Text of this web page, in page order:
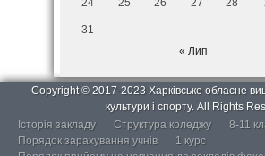
24 25 26 27 28
31
« Лип
Copyright © 2017-2023 Харківське обласне
культури і спорту. All Rights
Історія закладу
Структура коледжу
8-11
Порядок зарахування учнів
1 курс